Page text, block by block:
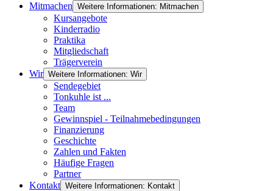
Mitmachen Weitere Informationen: Mitmachen
Kursangebote
Kinderradio
Praktika
Mitgliedschaft
Trägerverein
Wir Weitere Informationen: Wir
Sendegebiet
Tonkuhle ist ...
Team
Gewinnspiel - Teilnahmebedingungen
Finanzierung
Geschichte
Zahlen und Fakten
Häufige Fragen
Partner
Kontakt Weitere Informationen: Kontakt